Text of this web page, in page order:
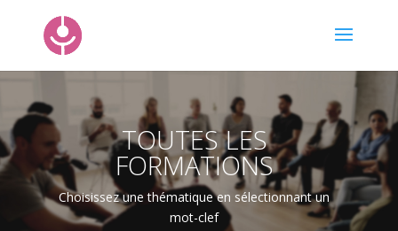
TOUTES LES
FORMATIONS
Choisissez une thématique en sélectionnant un
mot-clef